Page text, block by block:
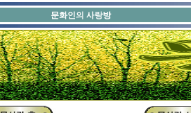
문화인의